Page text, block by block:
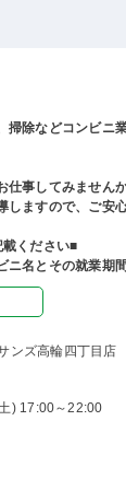
除などコンビニ
仕事してみません
しますので、ご安
ください■
ニ名とその就業期間
ンズ高輪四丁目店
) 17:00～22:00